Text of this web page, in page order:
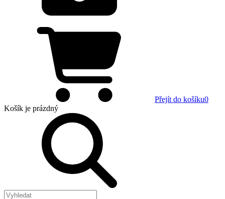
Přejít do košíku0
Košík je prázdný